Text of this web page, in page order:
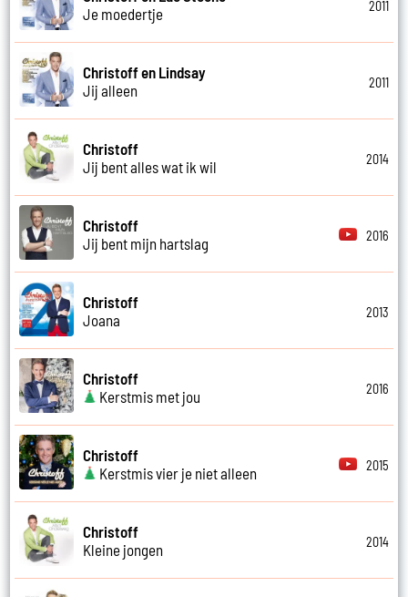
Je moedertje
2011
Christoff en Lindsay
Jij alleen
2011
Christoff
Jij bent alles wat ik wil
2014
Christoff
Jij bent mijn hartslag
2016
Christoff
Joana
2013
Christoff
Kerstmis met jou
2016
Christoff
Kerstmis vier je niet alleen
2015
Christoff
Kleine jongen
2014